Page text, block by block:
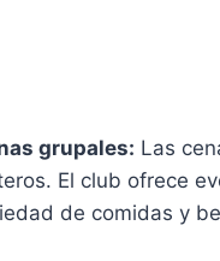
grupales: Las
El club ofrece
de comidas y